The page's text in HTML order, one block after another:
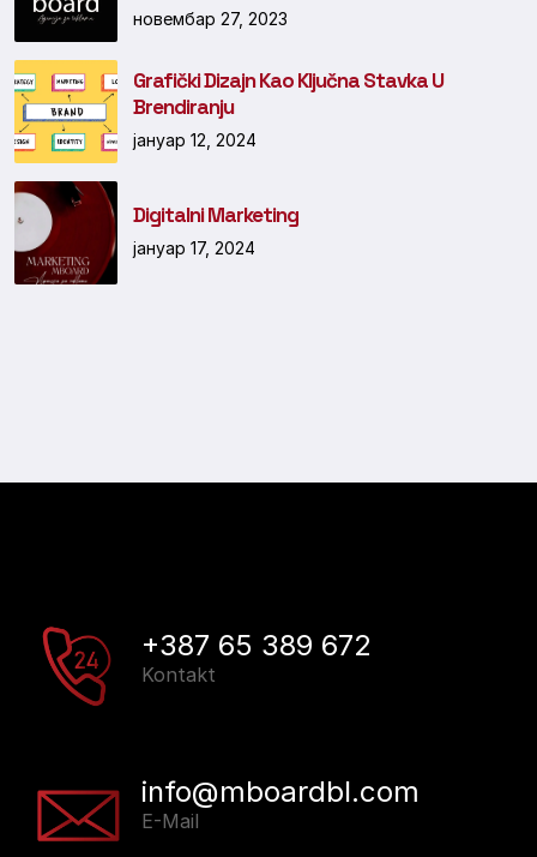
новембар 27, 2023
Grafički Dizajn Kao Ključna Stavka U
Brendiranju
јануар 12, 2024
Digitalni Marketing
јануар 17, 2024
+387 65 389 672
Kontakt
info@mboardbl.com
E-Mail